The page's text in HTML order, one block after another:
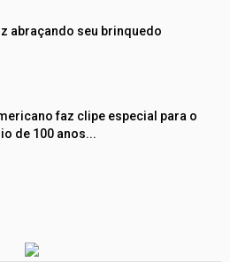
abraçando seu brinquedo
faz clipe especial para o
de 100 anos...